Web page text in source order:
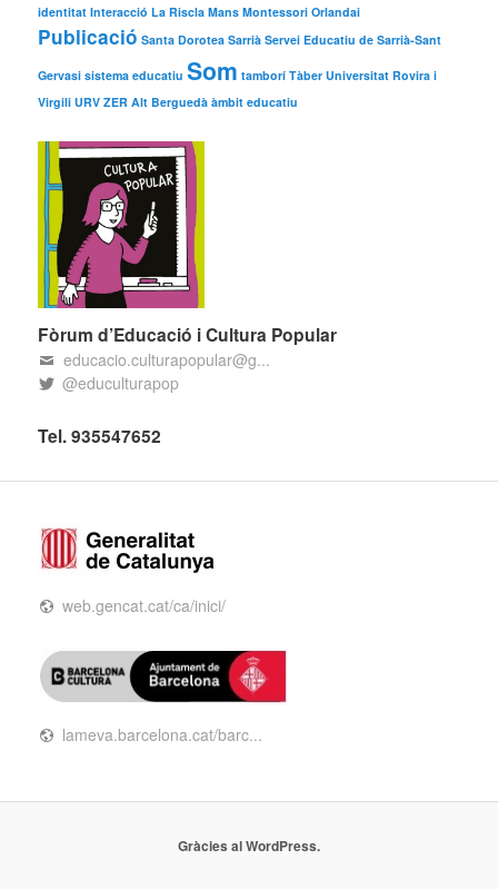
identitat Interacció La Riscla Mans Montessori Orlandai
Publicació Santa Dorotea Sarrià Servei Educatiu de Sarrià-Sant
Gervasi sistema educatiu Som tamborí Tàber Universitat Rovira i
Virgili URV ZER Alt Berguedà àmbit educatiu
Fòrum d’Educació i Cultura Popular
educacio.culturapopular@g...
@educulturapop
Tel. 935547652
web.gencat.cat/ca/inici/
lameva.barcelona.cat/barc...
Gràcies al WordPress.